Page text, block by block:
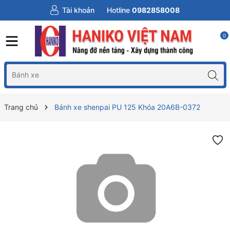
Tài khoản Hotline 0982858008
0
Trang chủ Bánh xe shenpai PU 125 Khóa 20A6B-0372